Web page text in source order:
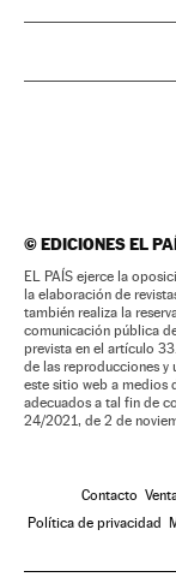
©EDICIONES EL
EL PAÍS ejerce la
la elaboración de
también realiza la
comunicación pública
prevista en el artículo
de las reproducciones y
este sitio web a medios
adecuados a tal fin de
24/2021, de 2 de
Contacto
Política de privacidad